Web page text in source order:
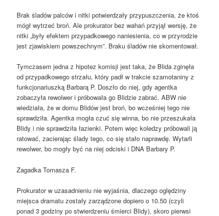
Brak śladów palców i nitki potwierdzały przypuszczenia, że ktoś
mógł wytrzeć broń. Ale prokurator bez wahań przyjął wersję, że
nitki „były efektem przypadkowego naniesienia, co w przyrodzie
jest zjawiskiem powszechnym”. Braku śladów nie skomentował.
Tymczasem jedna z hipotez komisji jest taka, że Blida zginęła
od przypadkowego strzału, który padł w trakcie szamotaniny z
funkcjonariuszką Barbarą P. Doszło do niej, gdy agentka
zobaczyła rewolwer i próbowała go Blidzie zabrać. ABW nie
wiedziała, że w domu Blidów jest broń, bo wcześniej tego nie
sprawdziła. Agentka mogła czuć się winna, bo nie przeszukała
Blidy i nie sprawdziła łazienki. Potem więc koledzy próbowali ją
ratować, zacierając ślady tego, co się stało naprawdę. Wytarli
rewolwer, bo mogły być na niej odciski i DNA Barbary P.
Zagadka Tomasza F.
Prokurator w uzasadnieniu nie wyjaśnia, dlaczego oględziny
miejsca dramatu zostały zarządzone dopiero o 10.50 (czyli
ponad 3 godziny po stwierdzeniu śmierci Blidy), skoro pierwsi